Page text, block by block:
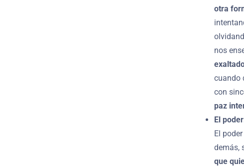
otra
nos
cuando
con
paz
El
El
demás,
que